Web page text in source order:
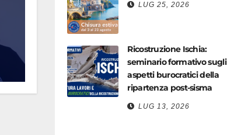
LUG 25, 2026
Ricostruzione Ischia:
seminario formativo sugli
aspetti burocratici della
ripartenza post-sisma
LUG 13, 2026